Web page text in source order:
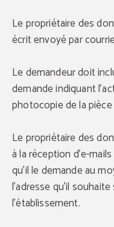
Le propriétaire des
écrit envoyé par
Le demandeur doit
demande indiquant
photocopie de la
Le propriétaire des
à la réception d'e-
qu'il le demande au
l'adresse qu'il
l'établissement.